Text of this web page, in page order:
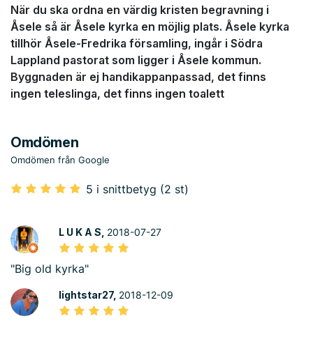
När du ska ordna en värdig kristen begravning i
Åsele så är Åsele kyrka en möjlig plats. Åsele kyrka
tillhör Åsele-Fredrika församling, ingår i Södra
Lappland pastorat som ligger i Åsele kommun.
Byggnaden är ej handikappanpassad, det finns
ingen teleslinga, det finns ingen toalett
Omdömen
Omdömen från Google
5 i snittbetyg (2 st)
L U K A S, 2018-07-27
"Big old kyrka"
lightstar27, 2018-12-09